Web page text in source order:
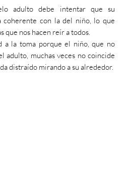
adulto debe intentar que su
coherente con la del niño, lo que
que nos hacen reír a todos.
a la toma porque el niño, que no
adulto, muchas veces no coincide
distraído mirando a su alrededor.